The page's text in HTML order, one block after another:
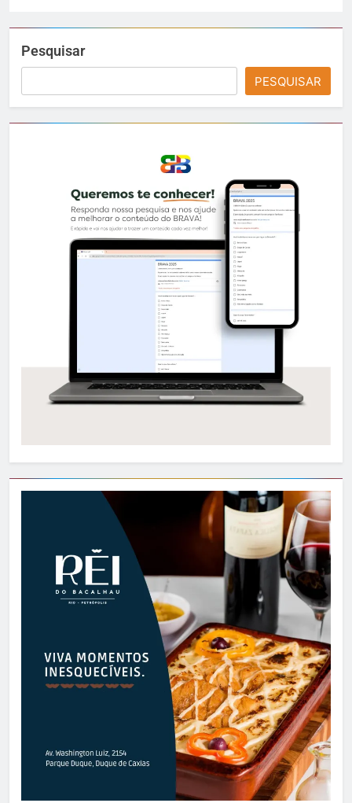
Pesquisar
PESQUISAR